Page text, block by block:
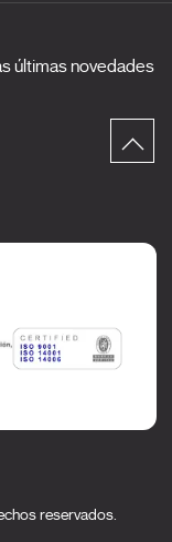
últimas novedades
reservados.